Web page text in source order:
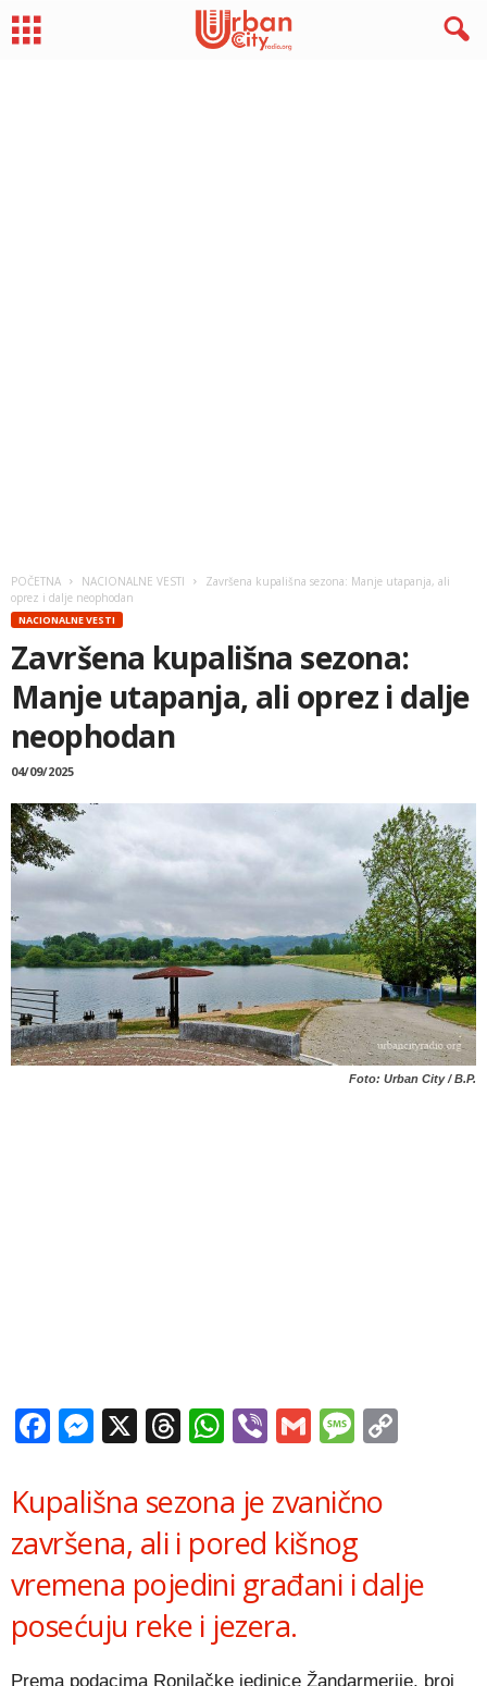
POČETNA NACIONALNE VESTI
Završena kupališna sezona: Manje utapanja, ali
oprez i dalje neophodan
NACIONALNE VESTI
Završena kupališna sezona:
Manje utapanja, ali oprez i dalje
neophodan
04/09/2025
Foto: Urban City / B.P.
Facebook
Messenger
X Threads
WhatsApp
ViberGmail
Kupališna sezona je zvanično
završena, ali i pored kišnog
vremena pojedini građani i dalje
posećuju reke i jezera.
Prema podacima Ronilačke jedinice Žandarmerije, broj